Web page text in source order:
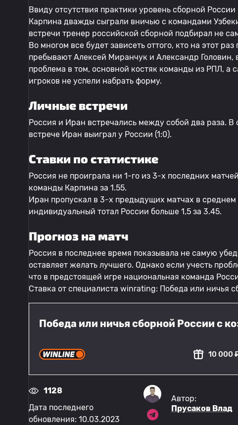
Ввиду отсутствия практики уровень сборной
Карпина дважды сыграли вничью с командами
встречи тренер российской сборной подбирал не
Во многом все будет зависеть оттого, кто на этот
пребывают Алексей Миранчук и Александр
проблема в том, основной костяк команды из РПЛ, а
игроков не успели набрать форму.
Личные встречи
Россия и Иран встречались между собой два раза. В
встрече Иран выиграл у России (1:0).
Ставки по статистике
Россия не проиграла ни 1-го из 3-х последних
команды Карпина за 1.55.
Иран пропускал в 3-х предыдущих матчах в среднем
индивидуальный тотал России больше 1,5 за 3.45.
Прогноз на матч
Россия в последнее время показывала не самую
оставляет желать лучшего. Однако если учесть
что в предстоящей игре национальная команда
Ставка от специалиста winrating: Победа или ничья
Победа или ничья сборной России с
10 000
1128
Дата последнего
обновления: 10.03.2023
Автор:
Прусаков Влад